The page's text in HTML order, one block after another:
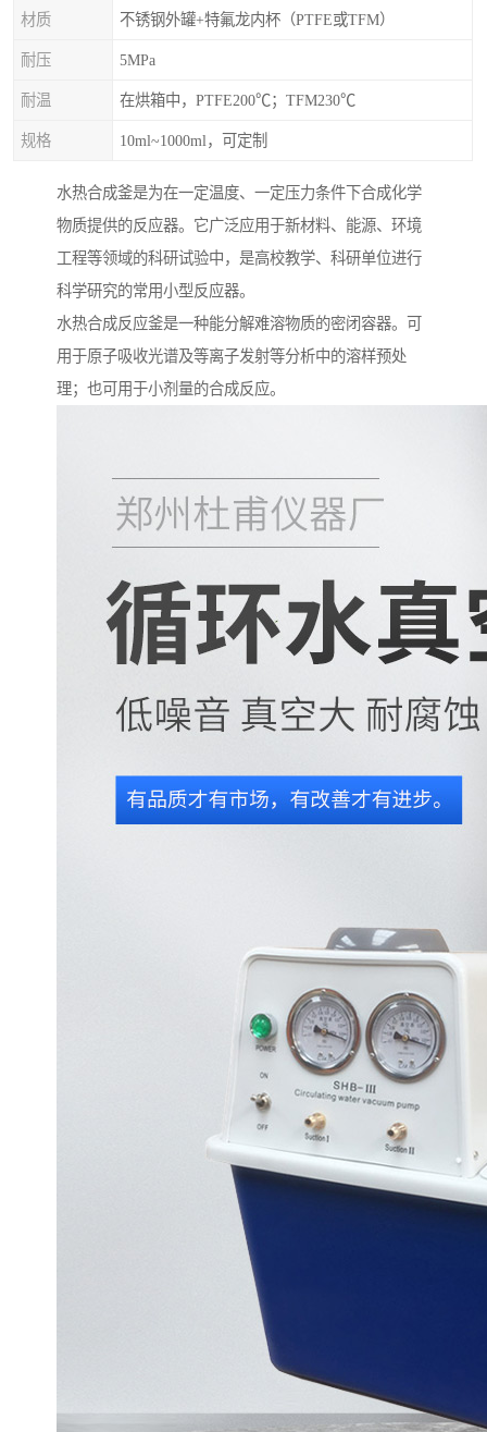
材质 不锈钢外罐+特氟龙内杯（PTFE或TFM）
耐压 5MPa
耐温 在烘箱中，PTFE200℃；TFM230℃
规格 10ml~1000ml，可定制
水热合成釜是为在一定温度、一定压力条件下合成化学
物质提供的反应器。它广泛应用于新材料、能源、环境
工程等领域的科研试验中，是高校教学、科研单位进行
科学研究的常用小型反应器。
水热合成反应釜是一种能分解难溶物质的密闭容器。可
用于原子吸收光谱及等离子发射等分析中的溶样预处
理；也可用于小剂量的合成反应。